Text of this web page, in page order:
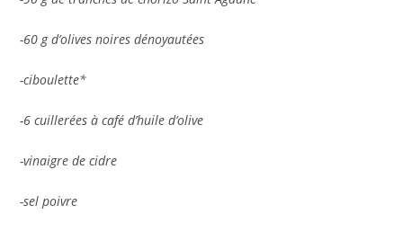
-60 g d’olives noires dénoyautées
-ciboulette*
-6 cuillerées à café d’huile d’olive
-vinaigre de cidre
-sel poivre